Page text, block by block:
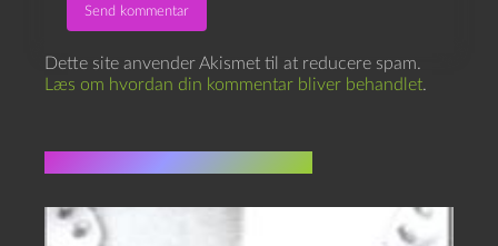
Dette site anvender Akismet til at reducere spam.
Læs om hvordan din kommentar bliver behandlet.